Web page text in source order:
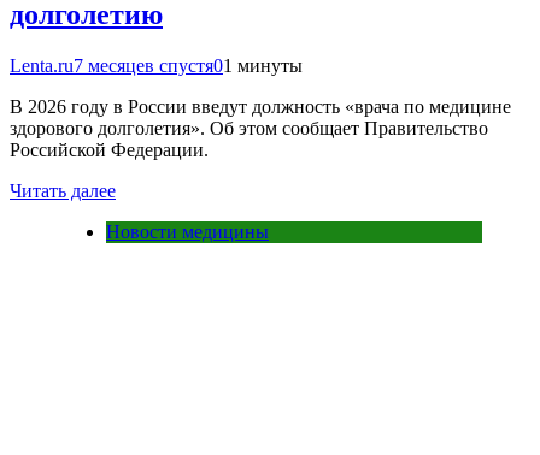
долголетию
Lenta.ru7 месяцев спустя01 минуты
В 2026 году в России введут должность «врача по медицине
здорового долголетия». Об этом сообщает Правительство
Российской Федерации.
Читать далее
Новости медицины